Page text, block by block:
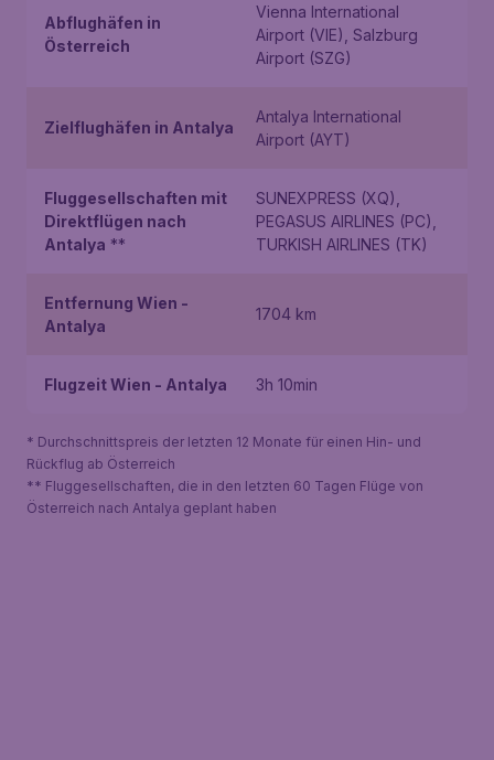
Abflughäfen in
Österreich
Vienna International
Airport (VIE), Salzburg
Airport (SZG)
Zielflughäfen in Antalya
Antalya International
Airport (AYT)
Fluggesellschaften mit
Direktflügen nach
Antalya **
SUNEXPRESS (XQ),
PEGASUS AIRLINES (PC),
TURKISH AIRLINES (TK)
Entfernung Wien -
Antalya
1704 km
Flugzeit Wien - Antalya 3h 10min
* Durchschnittspreis der letzten 12 Monate für einen Hin- und
Rückflug ab Österreich
** Fluggesellschaften, die in den letzten 60 Tagen Flüge von
Österreich nach Antalya geplant haben